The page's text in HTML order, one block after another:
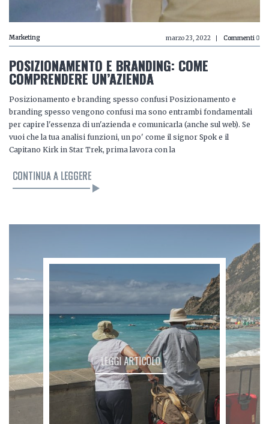
Marketing marzo 23, 2022 Commenti0
POSIZIONAMENTO E BRANDING: COME
COMPRENDERE UN’AZIENDA
Posizionamento e branding spesso confusi Posizionamento e
branding spesso vengono confusi ma sono entrambi fondamentali
per capire l'essenza di un'azienda e comunicarla (anche sul web). Se
vuoi che la tua analisi funzioni, un po' come il signor Spok e il
Capitano Kirk in Star Trek, prima lavora con la
CONTINUA A LEGGERE
LEGGI ARTICOLO